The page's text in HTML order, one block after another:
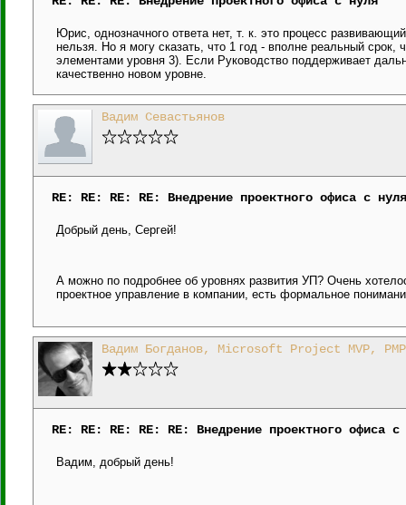
Юрис, однозначного ответа нет, т. к. это процесс
нельзя. Но я могу сказать, что 1 год - вполне реальный
элементами уровня 3). Если Руководство поддерживает
качественно новом уровне.
Вадим Севастьянов
RE: RE: RE: RE: Внедрение проектного офиса с нуля
Добрый день, Сергей!
А можно по подробнее об уровнях развития УП? Очень
проектное управление в компании, есть формальное
Вадим Богданов, Microsoft Project MVP,
RE: RE: RE: RE: RE: Внедрение проектного офиса с
Вадим, добрый день!